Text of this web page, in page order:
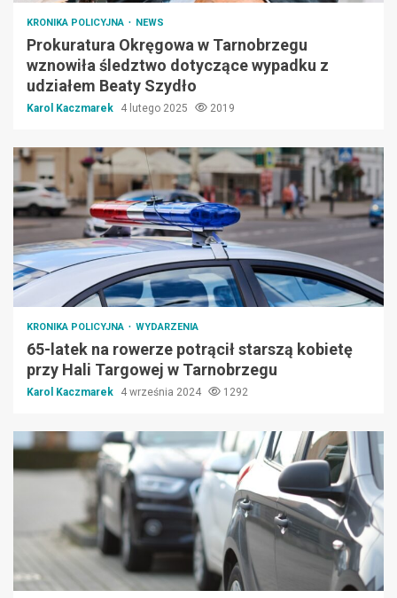
KRONIKA POLICYJNA NEWS
Prokuratura Okręgowa w Tarnobrzegu
wznowiła śledztwo dotyczące wypadku z
udziałem Beaty Szydło
Karol Kaczmarek 4 lutego 2025 2019
KRONIKA POLICYJNA WYDARZENIA
65-latek na rowerze potrącił starszą kobietę
przy Hali Targowej w Tarnobrzegu
Karol Kaczmarek 4 września 2024 1292